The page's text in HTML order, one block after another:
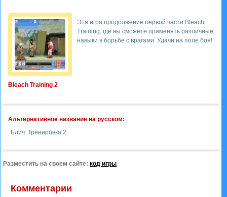
Bleach Training 2
Эта игра продолжение первой части Bleach
Training, где вы сможете применять различные
навыки в борьбе с врагами. Удачи на поле боя!
Альтернативное название на русском:
Блич: Тренировка 2
Разместить на своем сайте: код игры
Комментарии